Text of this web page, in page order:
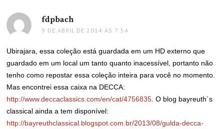
fdpbachdisse:
9 DE ABRIL DE 2014 ÀS 7:54
Ubirajara, essa coleção está guardada em um HD externo que
guardado em um local um tanto quanto inacessível, portanto não
tenho como repostar essa coleção inteira para você no momento.
Mas encontrei essa caixa na DECCA:
http://www.deccaclassics.com/en/cat/4756835 . O blog bayreuth´s
classical ainda a tem disponível:
http://bayreuthclassical.blogspot.com.br/2013/08/gulda-decca-